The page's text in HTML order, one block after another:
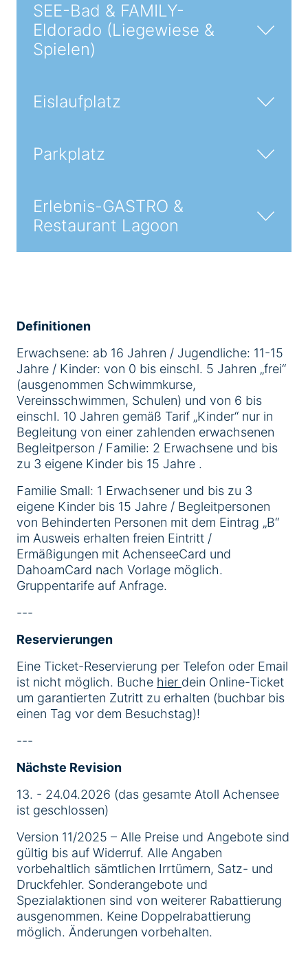
SEE-Bad & FAMILY-
Eldorado (Liegewiese &
Spielen)
Eislaufplatz
Parkplatz
Erlebnis-GASTRO &
Restaurant Lagoon
Definitionen
Erwachsene: ab 16 Jahren / Jugendliche: 11-15
Jahre / Kinder: von 0 bis einschl. 5 Jahren „frei“
(ausgenommen Schwimmkurse,
Vereinsschwimmen, Schulen) und von 6 bis
einschl. 10 Jahren gemäß Tarif „Kinder“ nur in
Begleitung von einer zahlenden erwachsenen
Begleitperson / Familie: 2 Erwachsene und bis
zu 3 eigene Kinder bis 15 Jahre .
Familie Small: 1 Erwachsener und bis zu 3
eigene Kinder bis 15 Jahre / Begleitpersonen
von Behinderten Personen mit dem Eintrag „B“
im Ausweis erhalten freien Eintritt /
Ermäßigungen mit AchenseeCard und
DahoamCard nach Vorlage möglich.
Gruppentarife auf Anfrage.
---
Reservierungen
Eine Ticket-Reservierung per Telefon oder Email
ist nicht möglich. Buche hier dein Online-Ticket
um garantierten Zutritt zu erhalten (buchbar bis
einen Tag vor dem Besuchstag)!
---
Nächste Revision
13. - 24.04.2026 (das gesamte Atoll Achensee
ist geschlossen)
Version 11/2025 – Alle Preise und Angebote sind
gültig bis auf Widerruf. Alle Angaben
vorbehaltlich sämtlichen Irrtümern, Satz- und
Druckfehler. Sonderangebote und
Spezialaktionen sind von weiterer Rabattierung
ausgenommen. Keine Doppelrabattierung
möglich. Änderungen vorbehalten.